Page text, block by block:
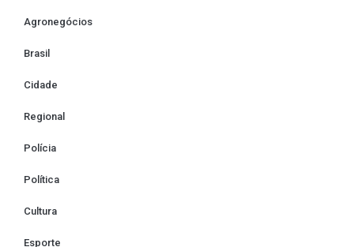
Agronegócios
Brasil
Cidade
Regional
Polícia
Política
Cultura
Esporte